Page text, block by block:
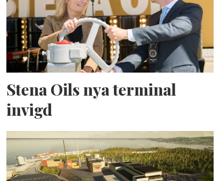
Stena Oils nya terminal
invigd